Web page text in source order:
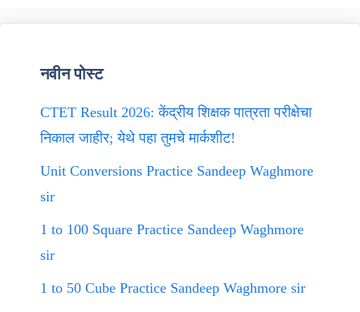
नवीन पोस्ट
CTET Result 2026: केंद्रीय शिक्षक पात्रता परीक्षेचा
निकाल जाहीर; येथे पहा तुमचे मार्कशीट!
Unit Conversions Practice Sandeep Waghmore
sir
1 to 100 Square Practice Sandeep Waghmore
sir
1 to 50 Cube Practice Sandeep Waghmore sir